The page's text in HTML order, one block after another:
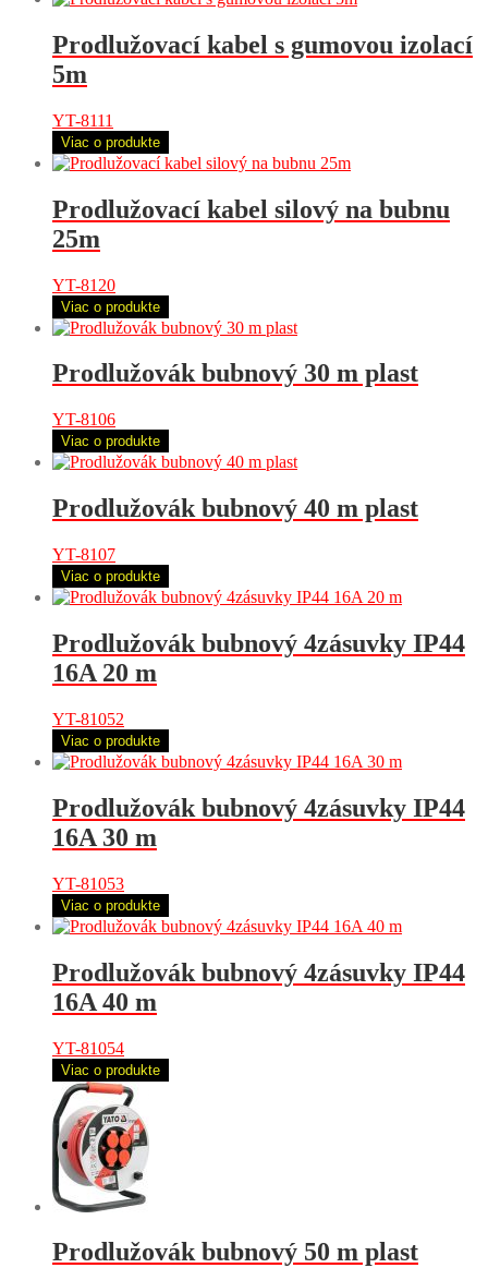
Prodlužovací kabel s gumovou izolací
5m
YT-8111
Viac o produkte
Prodlužovací kabel silový na bubnu
25m
YT-8120
Viac o produkte
Prodlužovák bubnový 30 m plast
YT-8106
Viac o produkte
Prodlužovák bubnový 40 m plast
YT-8107
Viac o produkte
Prodlužovák bubnový 4zásuvky IP44
16A 20 m
YT-81052
Viac o produkte
Prodlužovák bubnový 4zásuvky IP44
16A 30 m
YT-81053
Viac o produkte
Prodlužovák bubnový 4zásuvky IP44
16A 40 m
YT-81054
Viac o produkte
Prodlužovák bubnový 50 m plast